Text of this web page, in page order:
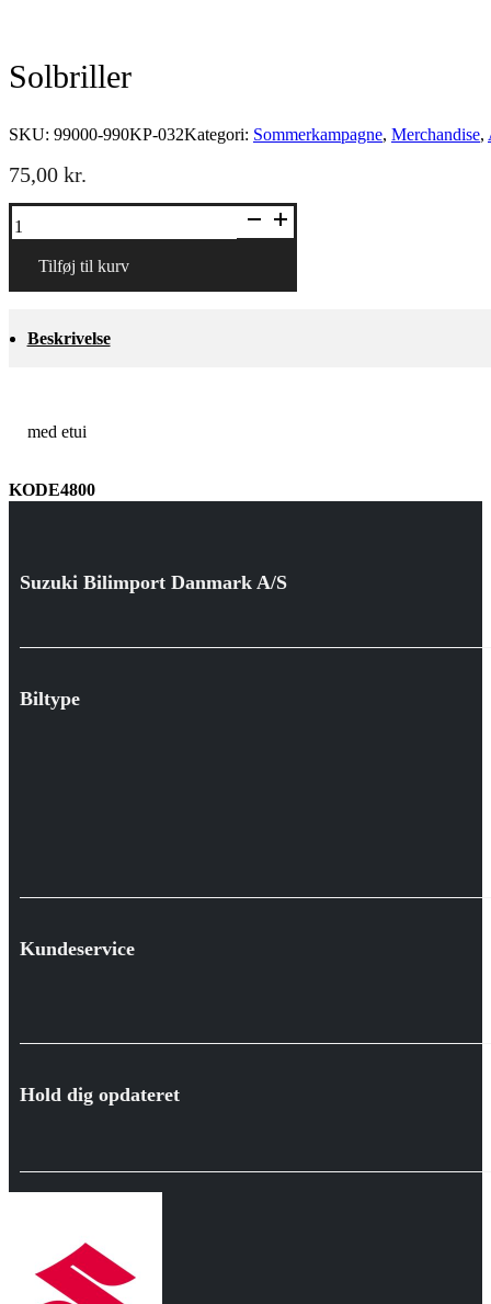
Solbriller
SKU: 99000-990KP-032Kategori: Sommerkampagne, Merchandise,
75,00 kr.
antal
Tilføj til kurv
Beskrivelse
med etui
KODE4800
Suzuki Bilimport Danmark A/S
Biltype
Kundeservice
Hold dig opdateret